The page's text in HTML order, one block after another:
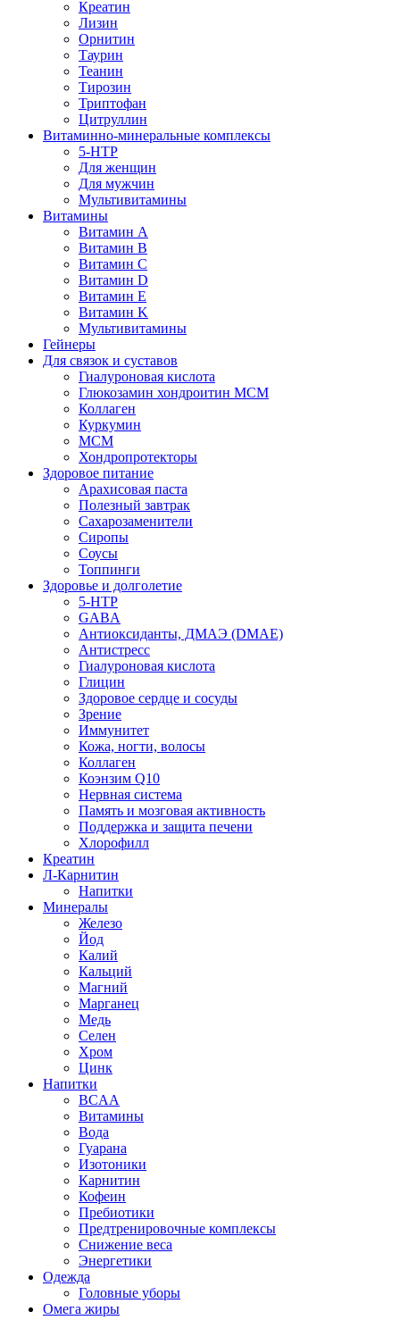
Креатин
Лизин
Орнитин
Таурин
Теанин
Тирозин
Триптофан
Цитруллин
Витаминно-минеральные комплексы
5-HTP
Для женщин
Для мужчин
Мультивитамины
Витамины
Витамин A
Витамин B
Витамин C
Витамин D
Витамин E
Витамин K
Мультивитамины
Гейнеры
Для связок и суставов
Гиалуроновая кислота
Глюкозамин хондроитин МСМ
Коллаген
Куркумин
МСМ
Хондропротекторы
Здоровое питание
Арахисовая паста
Полезный завтрак
Сахарозаменители
Сиропы
Соусы
Топпинги
Здоровье и долголетие
5-HTP
GABA
Антиоксиданты, ДМАЭ (DMAE)
Антистресс
Гиалуроновая кислота
Глицин
Здоровое сердце и сосуды
Зрение
Иммунитет
Кожа, ногти, волосы
Коллаген
Коэнзим Q10
Нервная система
Память и мозговая активность
Поддержка и защита печени
Хлорофилл
Креатин
Л-Карнитин
Напитки
Минералы
Железо
Йод
Калий
Кальций
Магний
Марганец
Медь
Селен
Хром
Цинк
Напитки
BCAA
Витамины
Вода
Гуарана
Изотоники
Карнитин
Кофеин
Пребиотики
Предтренировочные комплексы
Снижение веса
Энергетики
Одежда
Головные уборы
Омега жиры